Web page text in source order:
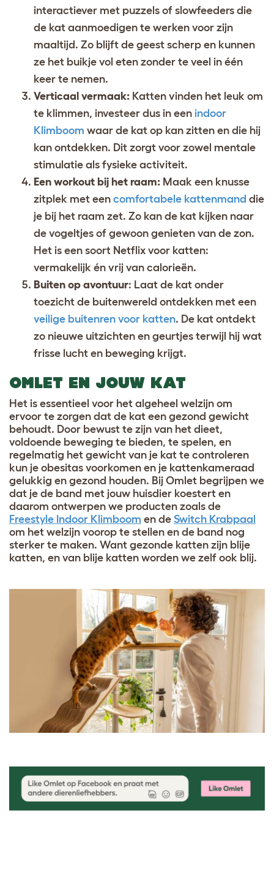
interactiever met puzzels of slowfeeders die
de kat aanmoedigen te werken voor zijn
maaltijd. Zo blijft de geest scherp en kunnen
ze het buikje vol eten zonder te veel in één
keer te nemen.
Verticaal vermaak: Katten vinden het leuk om
te klimmen, investeer dus in een indoor
Klimboom waar de kat op kan zitten en die hij
kan ontdekken. Dit zorgt voor zowel mentale
stimulatie als fysieke activiteit.
Een workout bij het raam: Maak een knusse
zitplek met een comfortabele kattenmand die
je bij het raam zet. Zo kan de kat kijken naar
de vogeltjes of gewoon genieten van de zon.
Het is een soort Netflix voor katten:
vermakelijk én vrij van calorieën.
Buiten op avontuur: Laat de kat onder
toezicht de buitenwereld ontdekken met een
veilige buitenren voor katten. De kat ontdekt
zo nieuwe uitzichten en geurtjes terwijl hij wat
frisse lucht en beweging krijgt.
OMLET EN JOUW KAT
Het is essentieel voor het algeheel welzijn om
ervoor te zorgen dat de kat een gezond gewicht
behoudt. Door bewust te zijn van het dieet,
voldoende beweging te bieden, te spelen, en
regelmatig het gewicht van je kat te controleren
kun je obesitas voorkomen en je kattenkameraad
gelukkig en gezond houden. Bij Omlet begrijpen we
dat je de band met jouw huisdier koestert en
daarom ontwerpen we producten zoals de
Freestyle Indoor Klimboom en de Switch Krabpaal
om het welzijn voorop te stellen en de band nog
sterker te maken. Want gezonde katten zijn blije
katten, en van blije katten worden we zelf ook blij.